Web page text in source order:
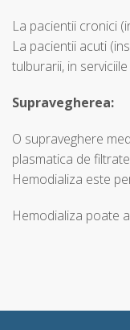
La pacientii cronici
La pacientii acuti
tulburarii, in
Supravegherea:
O supraveghere
plasmatica de
Hemodializa este
Hemodializa poate